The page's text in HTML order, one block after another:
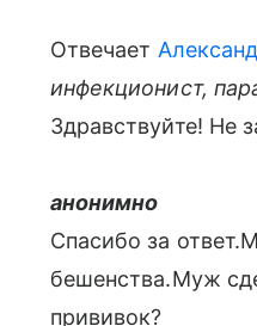
Отвечает
инфекционист,
Здравствуйте! Не
анонимно
Спасибо за
бешенства.Муж
прививок?